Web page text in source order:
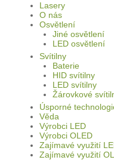
Lasery
O nás
Osvětlení
Jiné osvětlení
LED osvětlení
Svítilny
Baterie
HID svítilny
LED svítilny
Žárovkové
Úsporné
Věda
Výrobci LED
Výrobci OLED
Zajímavé využití
Zajímavé využití